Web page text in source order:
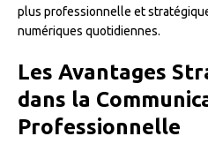
plus professionnelle et
numériques quotidiennes.
Les Avantages
dans la
Professionnelle